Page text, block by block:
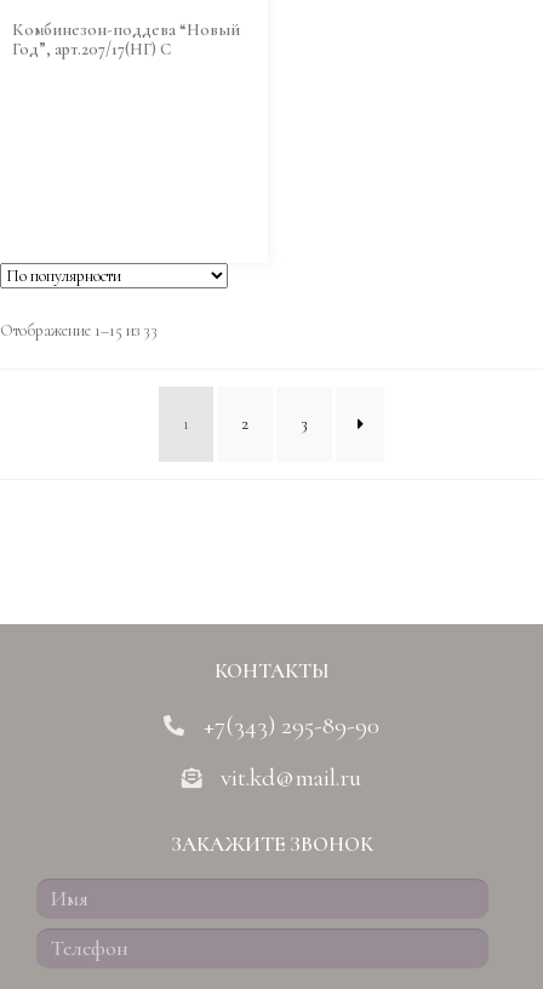
Комбинезон-поддева “Новый
Год”, арт.207/17(НГ) С
Отображение 1–15 из 33
1 2 3
КОНТАКТЫ
+7(343) 295-89-90
vit.kd@mail.ru
ЗАКАЖИТЕ ЗВОНОК